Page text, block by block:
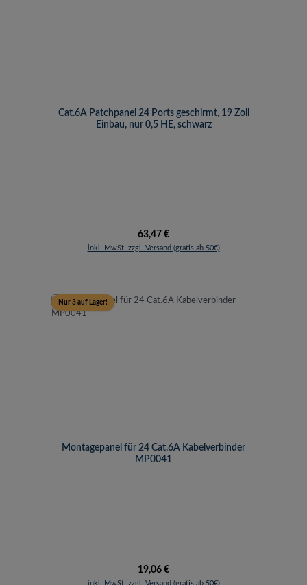
Cat.6A Patchpanel 24 Ports geschirmt, 19 Zoll
Einbau, nur 0,5 HE, schwarz
Regulärer Preis:
63,47 €
inkl. MwSt. zzgl. Versand (gratis ab 50€)
Nur 3 auf Lager!
Montagepanel für 24 Cat.6A Kabelverbinder
MP0041
Regulärer Preis:
19,06 €
inkl. MwSt. zzgl. Versand (gratis ab 50€)